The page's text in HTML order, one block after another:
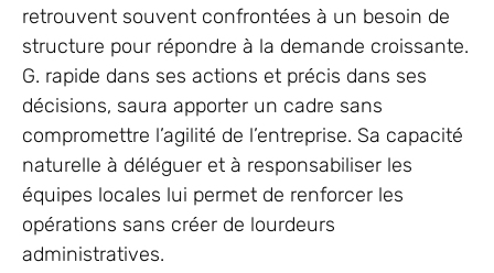
retrouvent souvent confrontées à un besoin de
structure pour répondre à la demande croissante.
G. rapide dans ses actions et précis dans ses
décisions, saura apporter un cadre sans
compromettre l’agilité de l’entreprise. Sa capacité
naturelle à déléguer et à responsabiliser les
équipes locales lui permet de renforcer les
opérations sans créer de lourdeurs
administratives.